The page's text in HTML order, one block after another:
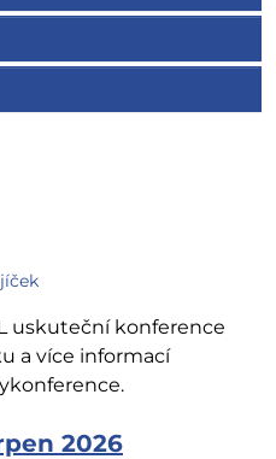
uskuteční konference
a více informací
2026